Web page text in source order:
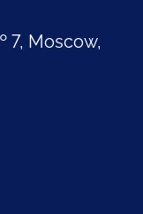
Moscow,